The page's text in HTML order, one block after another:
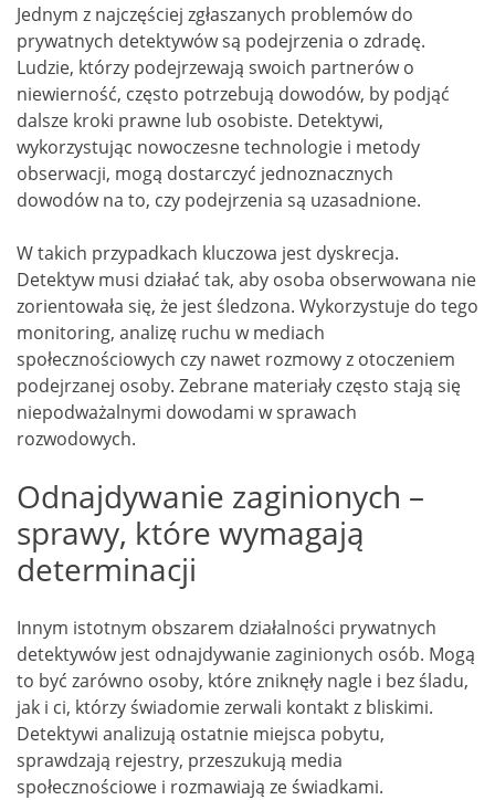
Jednym z najczęściej zgłaszanych problemów do
prywatnych detektywów są podejrzenia o zdradę.
Ludzie, którzy podejrzewają swoich partnerów o
niewierność, często potrzebują dowodów, by podjąć
dalsze kroki prawne lub osobiste. Detektywi,
wykorzystując nowoczesne technologie i metody
obserwacji, mogą dostarczyć jednoznacznych
dowodów na to, czy podejrzenia są uzasadnione.
W takich przypadkach kluczowa jest dyskrecja.
Detektyw musi działać tak, aby osoba obserwowana nie
zorientowała się, że jest śledzona. Wykorzystuje do tego
monitoring, analizę ruchu w mediach
społecznościowych czy nawet rozmowy z otoczeniem
podejrzanej osoby. Zebrane materiały często stają się
niepodważalnymi dowodami w sprawach
rozwodowych.
Odnajdywanie zaginionych –
sprawy, które wymagają
determinacji
Innym istotnym obszarem działalności prywatnych
detektywów jest odnajdywanie zaginionych osób. Mogą
to być zarówno osoby, które zniknęły nagle i bez śladu,
jak i ci, którzy świadomie zerwali kontakt z bliskimi.
Detektywi analizują ostatnie miejsca pobytu,
sprawdzają rejestry, przeszukują media
społecznościowe i rozmawiają ze świadkami.